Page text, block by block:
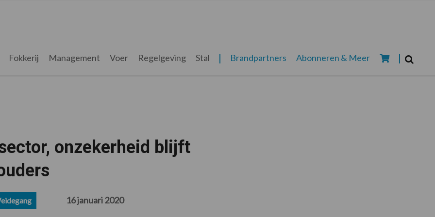
Fokkerij Management Voer Regelgeving Stal Brandpartners Abonneren & Meer
onzekerheid blijft
16 januari 2020